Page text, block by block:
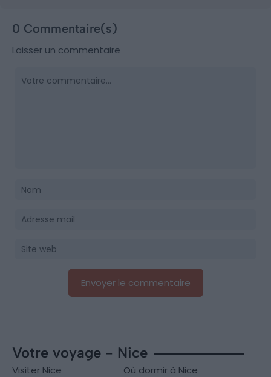
0 Commentaire(s)
Laisser un commentaire
Votre voyage - Nice
Visiter Nice
Où dormir à Nice